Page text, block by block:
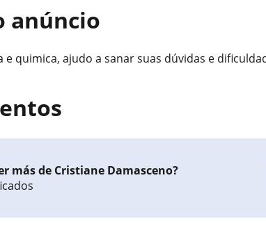
anúncio
quimica, ajudo a sanar suas dúvidas e
más de Cristiane Damasceno?